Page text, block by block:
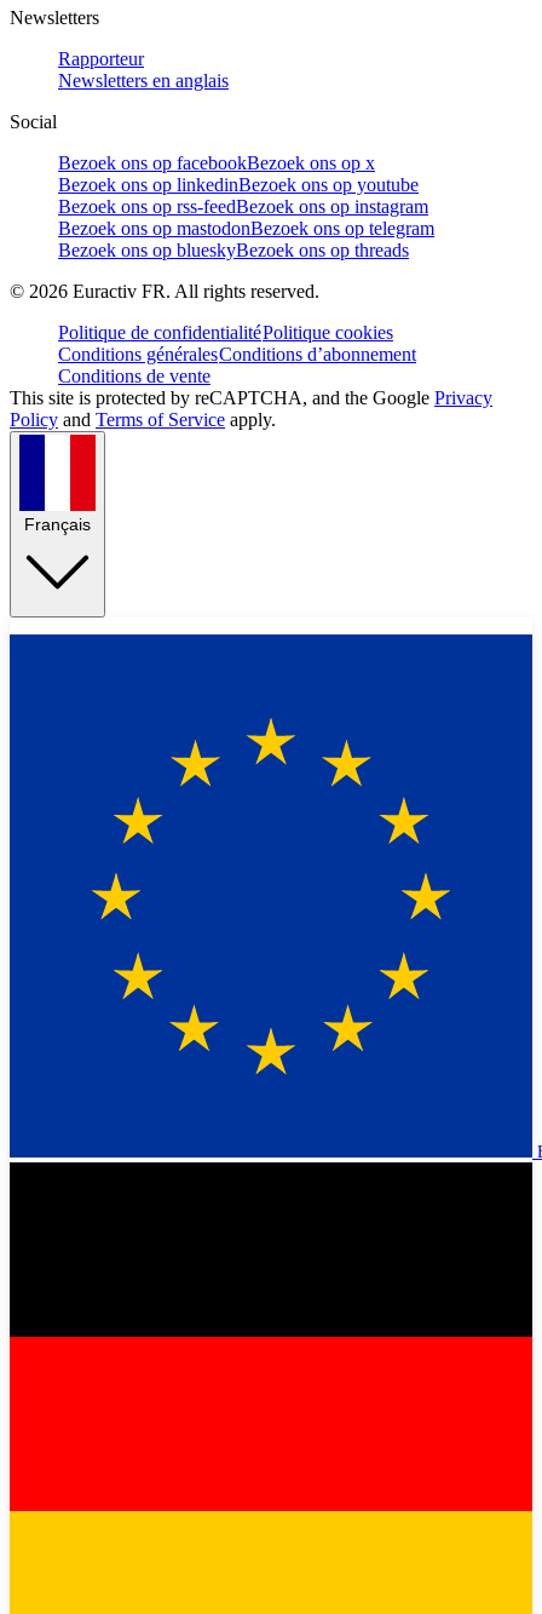
Newsletters
Rapporteur
Newsletters en anglais
Social
Bezoek ons op facebookBezoek ons op x
Bezoek ons op linkedinBezoek ons op youtube
Bezoek ons op rss-feedBezoek ons op instagram
Bezoek ons op mastodonBezoek ons op telegram
Bezoek ons op blueskyBezoek ons op threads
© 2026 Euractiv FR. All rights reserved.
Politique de confidentialitéPolitique cookies
Conditions généralesConditions d’abonnement
Conditions de vente
This site is protected by reCAPTCHA, and the Google Privacy
Policy and Terms of Service apply.
Français